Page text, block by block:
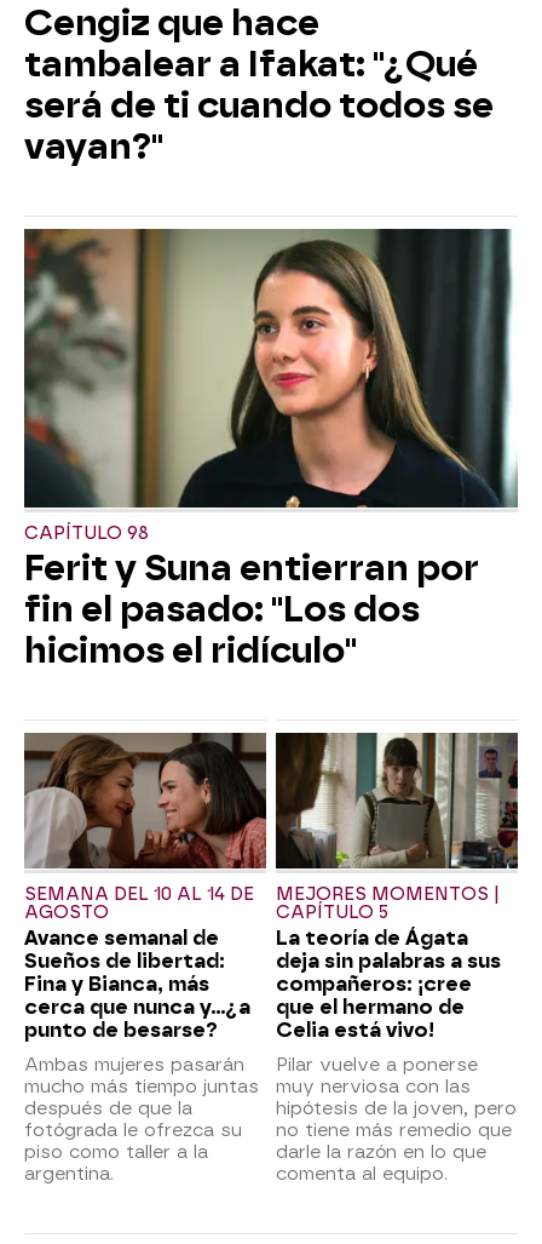
Cengiz que hace
tambalear a Ifakat: "¿Qué
será de ti cuando todos se
vayan?"
CAPÍTULO 98
Ferit y Suna entierran por
fin el pasado: "Los dos
hicimos el ridículo"
SEMANA DEL 10 AL 14 DE
AGOSTO
Avance semanal de
Sueños de libertad:
Fina y Bianca, más
cerca que nunca y...¿a
punto de besarse?
Ambas mujeres pasarán
mucho más tiempo juntas
después de que la
fotógrada le ofrezca su
piso como taller a la
argentina.
MEJORES MOMENTOS |
CAPÍTULO 5
La teoría de Ágata
deja sin palabras a sus
compañeros: ¡cree
que el hermano de
Celia está vivo!
Pilar vuelve a ponerse
muy nerviosa con las
hipótesis de la joven, pero
no tiene más remedio que
darle la razón en lo que
comenta al equipo.